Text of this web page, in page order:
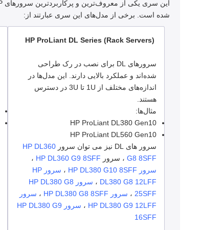
شده است. برخی از مدل‌های این سری عبارتند از:
HP ProLiant DL Series (Rack Servers)
سرورهای DL برای نصب در رک طراحی
شده‌اند و عملکرد بالایی دارند. این مدل‌ها در
اندازه‌های مختلف از 1U تا 3U در دسترس
هستند.
مثال‌ها:
HP ProLiant DL380 Gen10
HP ProLiant DL560 Gen10
سرور های DL نیز می توان سرور
HP DL360
G8 8SFF ، سرور HP DL360 G9 8SFF ،
سرور HP DL380 G10 8SFF
،
سرور HP
DL380 G8 12LFF ،
سرور HP DL380 G8
25SFF ، سرور HP DL380 G8 8SFF ، سرور
HP DL380 G9 12LFF ،
سرور HP DL380 G9
16SFF